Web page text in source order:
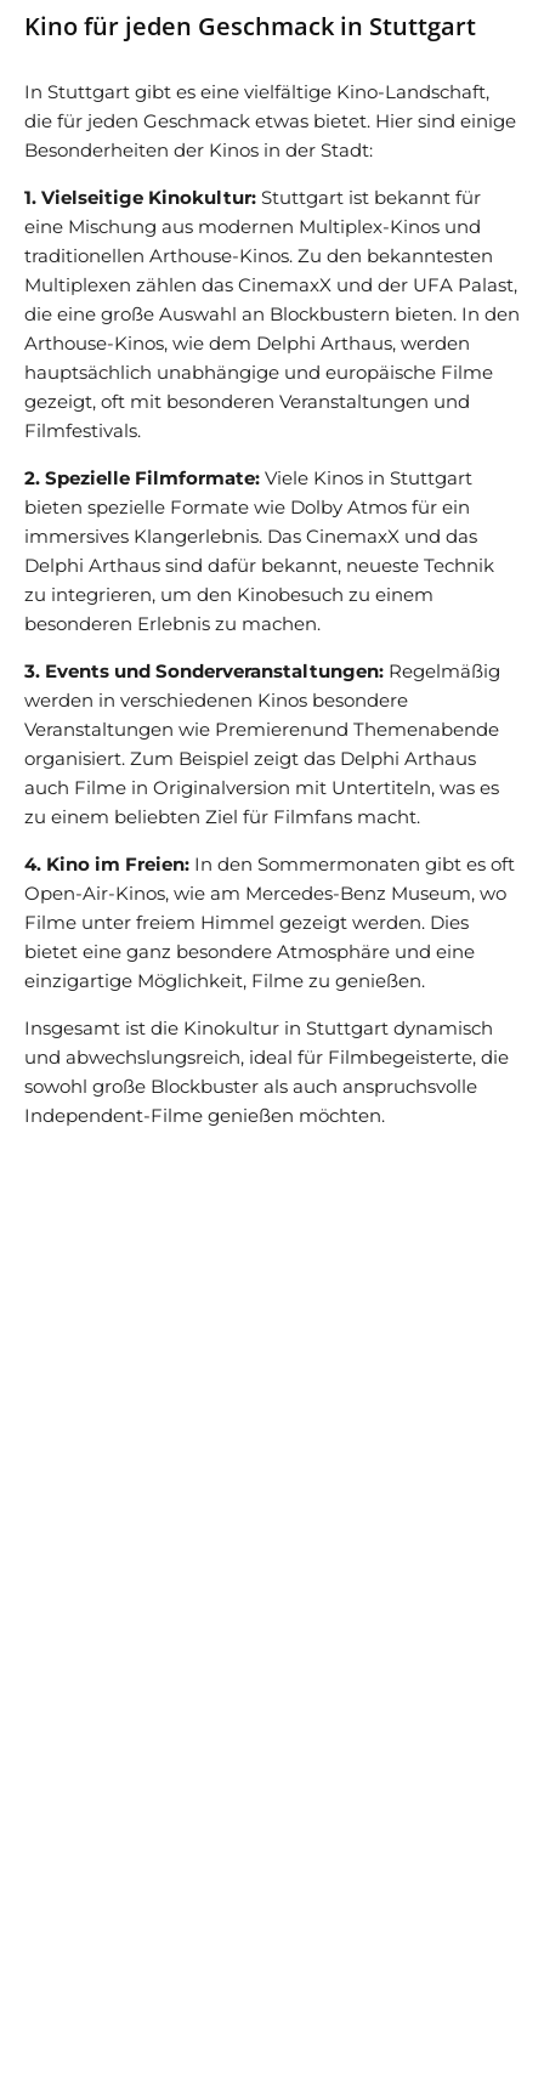
Kino für jeden Geschmack in Stuttgart
In Stuttgart gibt es eine vielfältige Kino-Landschaft,
die für jeden Geschmack etwas bietet. Hier sind einige
Besonderheiten der Kinos in der Stadt:
1. Vielseitige Kinokultur: Stuttgart ist bekannt für
eine Mischung aus modernen Multiplex-Kinos und
traditionellen Arthouse-Kinos. Zu den bekanntesten
Multiplexen zählen das CinemaxX und der UFA Palast,
die eine große Auswahl an Blockbustern bieten. In den
Arthouse-Kinos, wie dem Delphi Arthaus, werden
hauptsächlich unabhängige und europäische Filme
gezeigt, oft mit besonderen Veranstaltungen und
Filmfestivals.
2. Spezielle Filmformate: Viele Kinos in Stuttgart
bieten spezielle Formate wie Dolby Atmos für ein
immersives Klangerlebnis. Das CinemaxX und das
Delphi Arthaus sind dafür bekannt, neueste Technik
zu integrieren, um den Kinobesuch zu einem
besonderen Erlebnis zu machen.
3. Events und Sonderveranstaltungen: Regelmäßig
werden in verschiedenen Kinos besondere
Veranstaltungen wie Premierenund Themenabende
organisiert. Zum Beispiel zeigt das Delphi Arthaus
auch Filme in Originalversion mit Untertiteln, was es
zu einem beliebten Ziel für Filmfans macht.
4. Kino im Freien: In den Sommermonaten gibt es oft
Open-Air-Kinos, wie am Mercedes-Benz Museum, wo
Filme unter freiem Himmel gezeigt werden. Dies
bietet eine ganz besondere Atmosphäre und eine
einzigartige Möglichkeit, Filme zu genießen.
Insgesamt ist die Kinokultur in Stuttgart dynamisch
und abwechslungsreich, ideal für Filmbegeisterte, die
sowohl große Blockbuster als auch anspruchsvolle
Independent-Filme genießen möchten.